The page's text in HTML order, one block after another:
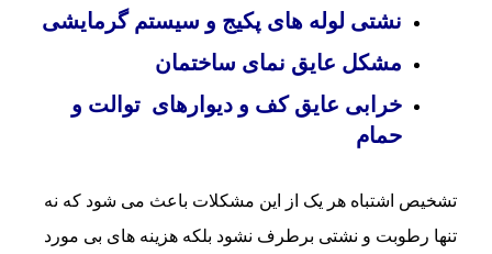
نشتی لوله های پکیج و سیستم گرمایشی
مشکل عایق نمای ساختمان
خرابی عایق کف و دیوارهای توالت و
حمام
تشخیص اشتباه هر یک از این مشکلات باعث می شود که نه
تنها رطوبت و نشتی برطرف نشود بلکه هزینه های بی مورد